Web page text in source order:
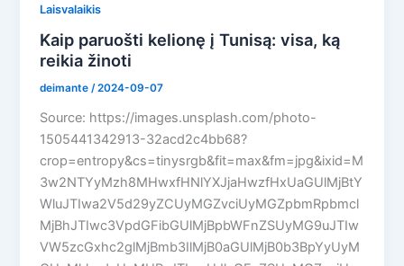
Laisvalaikis
Kaip paruošti kelionę į Tunisą: visa, ką
reikia žinoti
deimante/2024-09-07
Source: https://images.unsplash.com/photo-
1505441342913-32acd2c4bb68?
crop=entropy&cs=tinysrgb&fit=max&fm=jpg&ixid=M
3w2NTYyMzh8MHwxfHNlYXJjaHwzfHxUaGUlMjBtY
WluJTIwa2V5d29yZCUyMGZvciUyMGZpbmRpbmcl
MjBhJTIwc3VpdGFibGUlMjBpbWFnZSUyMG9uJTIw
VW5zcGxhc2glMjBmb3IlMjB0aGUlMjB0b3BpYyUyM